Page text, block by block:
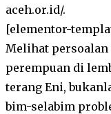
aceh.or.id/.
[elementor-
Melihat
perempuan di
terang Eni,
bim-selabim